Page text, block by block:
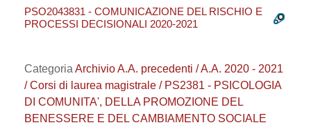
PSO2043831 - COMUNICAZIONE DEL RISCHIO E
PROCESSI DECISIONALI 2020-2021
Categoria Archivio A.A. precedenti / A.A. 2020 - 2021
/ Corsi di laurea magistrale / PS2381 - PSICOLOGIA
DI COMUNITA', DELLA PROMOZIONE DEL
BENESSERE E DEL CAMBIAMENTO SOCIALE